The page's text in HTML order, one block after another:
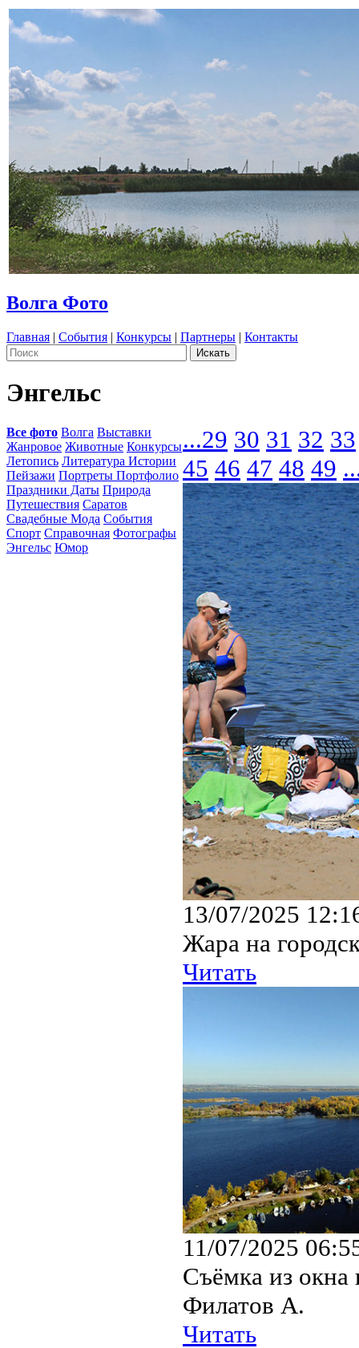
Волга Фото
Главная | События | Конкурсы | Партнеры | Контакты
Энгельс
Все фото Волга Выставки
Жанровое Животные Конкурсы
Летопись Литература Истории
Пейзажи Портреты Портфолио
Праздники Даты Природа
Путешествия Саратов
Свадебные Мода События
Спорт Справочная Фотографы
Энгельс Юмор
...29 30 31 32 33
45 46 47 48 49
13/07/2025
Жара на
Читать
11/07/2025
Съёмка из окна
Филатов А.
Читать